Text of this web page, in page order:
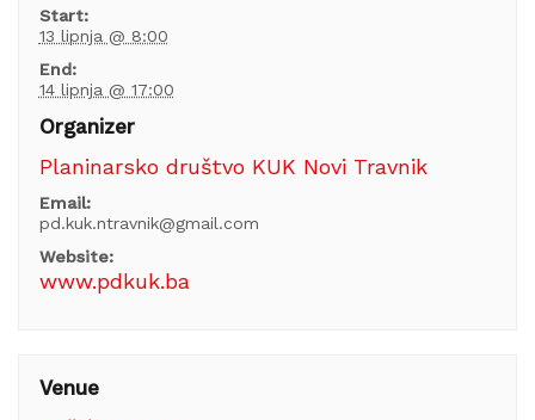
Start:
13 lipnja @ 8:00
End:
14 lipnja @ 17:00
Organizer
Planinarsko društvo KUK Novi Travnik
Email:
pd.kuk.ntravnik@gmail.com
Website:
www.pdkuk.ba
Venue